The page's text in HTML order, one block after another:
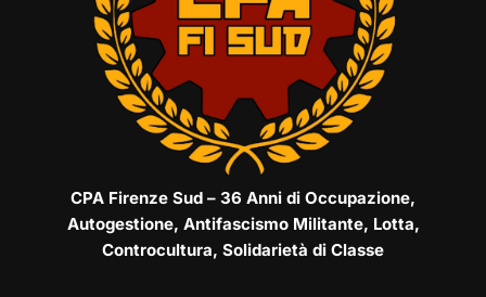
CPA Firenze Sud – 36 Anni di Occupazione,
Autogestione, Antifascismo Militante, Lotta,
Controcultura, Solidarietà di Classe